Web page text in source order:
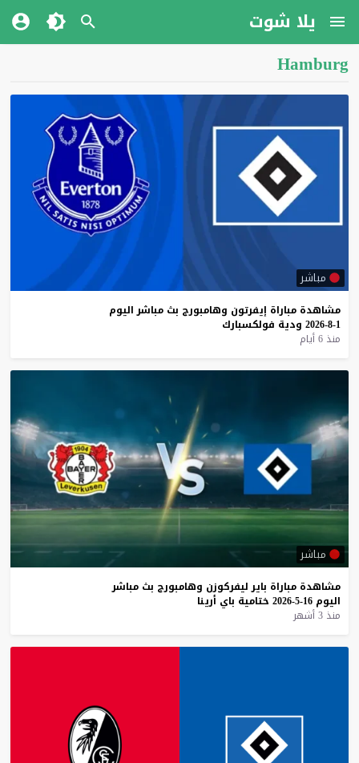
يلا شوت
Hamburg
مباشر
مشاهدة مباراة إيفرتون وهامبورج بث مباشر اليوم
1-8-2026
ودية فولكسبارك
منذ 6 أيام
مباشر
مشاهدة مباراة باير ليفركوزن وهامبورج بث مباشر
اليوم 16-5-2026 ختامية باي أرينا
منذ 3 أشهر